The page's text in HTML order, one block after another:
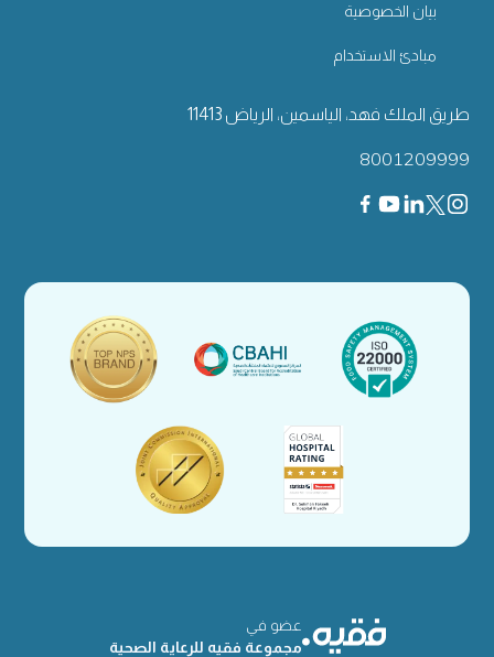
بيان الخصوصية
مبادئ الاستخدام
طريق الملك فهد، الياسمين، الرياض 11413
8001209999
عضو في
مجموعة فقيه للرعاية الصحية